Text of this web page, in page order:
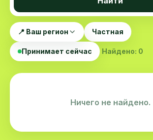
📍 Ваш регион Частная
Принимает сейчас Найдено: 0
Ничего не найдено.